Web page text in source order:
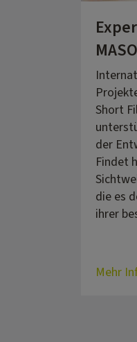
Short
der
Findet
die es
ihrer
Mehr